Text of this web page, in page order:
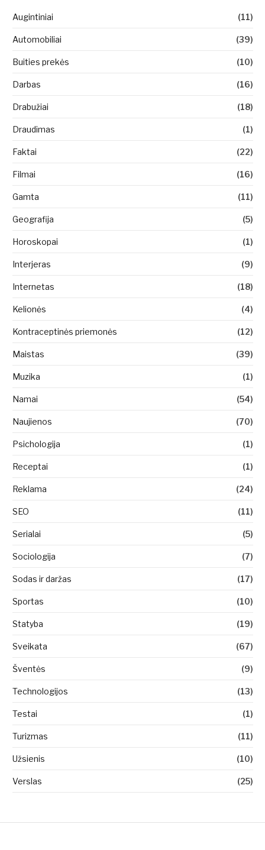
Augintiniai (11)
Automobiliai (39)
Buities prekės (10)
Darbas (16)
Drabužiai (18)
Draudimas (1)
Faktai (22)
Filmai (16)
Gamta (11)
Geografija (5)
Horoskopai (1)
Interjeras (9)
Internetas (18)
Kelionės (4)
Kontraceptinės priemonės (12)
Maistas (39)
Muzika (1)
Namai (54)
Naujienos (70)
Psichologija (1)
Receptai (1)
Reklama (24)
SEO (11)
Serialai (5)
Sociologija (7)
Sodas ir daržas (17)
Sportas (10)
Statyba (19)
Sveikata (67)
Šventės (9)
Technologijos (13)
Testai (1)
Turizmas (11)
Užsienis (10)
Verslas (25)